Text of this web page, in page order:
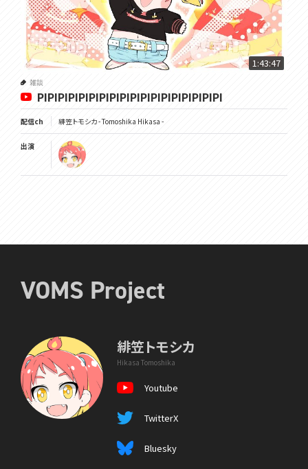
1:43:47
雑談
PIPIPIPIPIPIPIPIPIPIPIPIPIPIPIPIPIPI
配信ch 緋笠トモシカ - Tomoshika Hikasa -
出演
VOMS Project
緋笠トモシカ
Hikasa Tomoshika
Youtube
TwitterX
Bluesky